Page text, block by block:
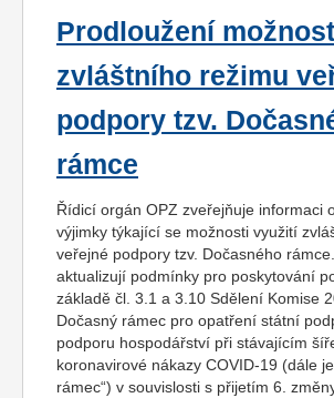
Prodloužení
zvláštního režimu
podpory tzv.
rámce
Řídicí orgán OPZ zveřejňuje informaci
výjimky týkající se možnosti využití
veřejné podpory tzv. Dočasného
aktualizují podmínky pro poskytování
základě čl. 3.1 a 3.10 Sdělení Komise
Dočasný rámec pro opatření státní
podporu hospodářství při stávajícím
koronavirové nákazy COVID-19 (dále
rámec“) v souvislosti s přijetím 6.